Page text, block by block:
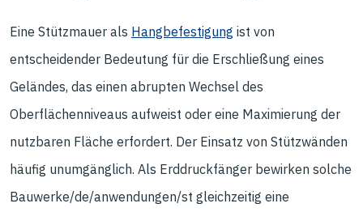
Eine Stützmauer als Hangbefestigung ist von
entscheidender Bedeutung für die Erschließung eines
Geländes, das einen abrupten Wechsel des
Oberflächenniveaus aufweist oder eine Maximierung der
nutzbaren Fläche erfordert. Der Einsatz von Stützwänden
häufig unumgänglich. Als Erddruckfänger bewirken solche
Bauwerke/de/anwendungen/st gleichzeitig eine